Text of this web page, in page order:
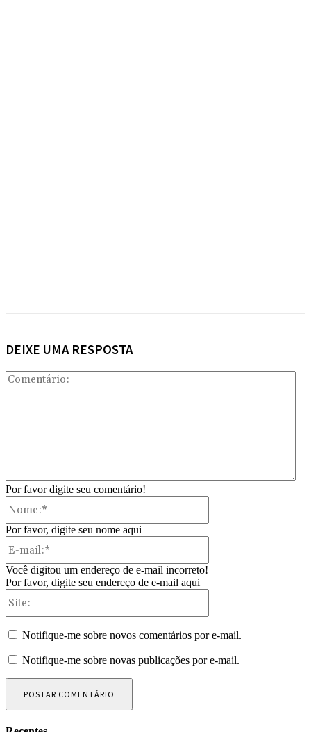
DEIXE UMA RESPOSTA
Por favor digite seu comentário!
Por favor, digite seu nome aqui
Você digitou um endereço de e-mail incorreto!
Por favor, digite seu endereço de e-mail aqui
Notifique-me sobre novos comentários por e-mail.
Notifique-me sobre novas publicações por e-mail.